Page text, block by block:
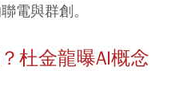
電與群創。
杜金龍曝AI概念